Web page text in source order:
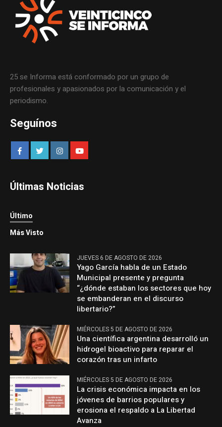
25 se Informa está conformado por un grupo de
profesionales y apasionados por la comunicación y el
periodismo.
Seguínos
Últimas Noticias
Último
Más Visto
JUEVES 6 DE AGOSTO DE 2026
Yago García habla de un Estado
Municipal presente y pregunta
“¿dónde estaban los sectores que hoy
se embanderan en el discurso
libertario?”
MIÉRCOLES 5 DE AGOSTO DE 2026
Una científica argentina desarrolló un
hidrogel bioactivo para reparar el
corazón tras un infarto
MIÉRCOLES 5 DE AGOSTO DE 2026
La crisis económica impacta en los
jóvenes de barrios populares y
erosiona el respaldo a La Libertad
Avanza